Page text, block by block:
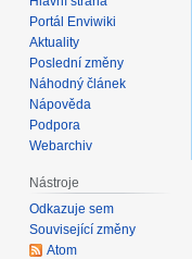
Portál Enviwiki
Aktuality
Poslední změny
Náhodný článek
Nápověda
Podpora
Webarchiv
Nástroje
Odkazuje sem
Související změny
Atom